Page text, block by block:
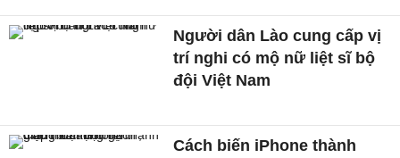
Người dân Lào cung cấp vị
trí nghi có mộ nữ liệt sĩ bộ
đội Việt Nam
Cách biến iPhone thành